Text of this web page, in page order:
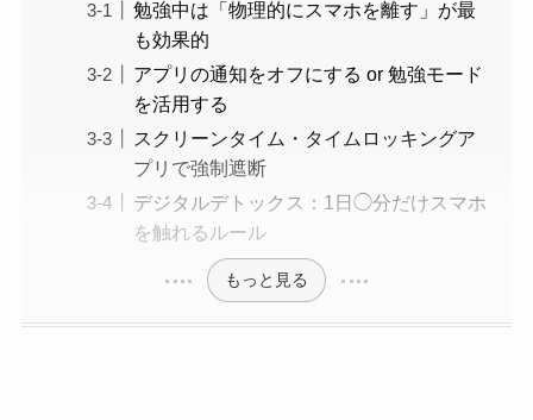
勉強中は「物理的にスマホを離す」が最
も効果的
アプリの通知をオフにする or 勉強モード
を活用する
スクリーンタイム・タイムロッキングア
プリで強制遮断
デジタルデトックス：1日◯分だけスマホ
を触れるルール
もっと見る